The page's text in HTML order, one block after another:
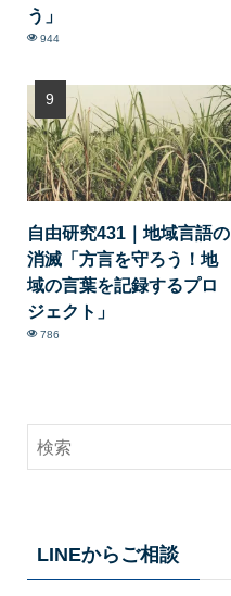
う」
944
自由研究431｜地域言語の
消滅「方言を守ろう！地
域の言葉を記録するプロ
ジェクト」
786
LINEからご相談